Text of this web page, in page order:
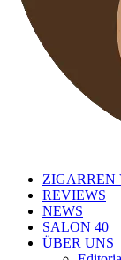
ZIGARREN
REVIEWS
NEWS
SALON 40
ÜBER UNS